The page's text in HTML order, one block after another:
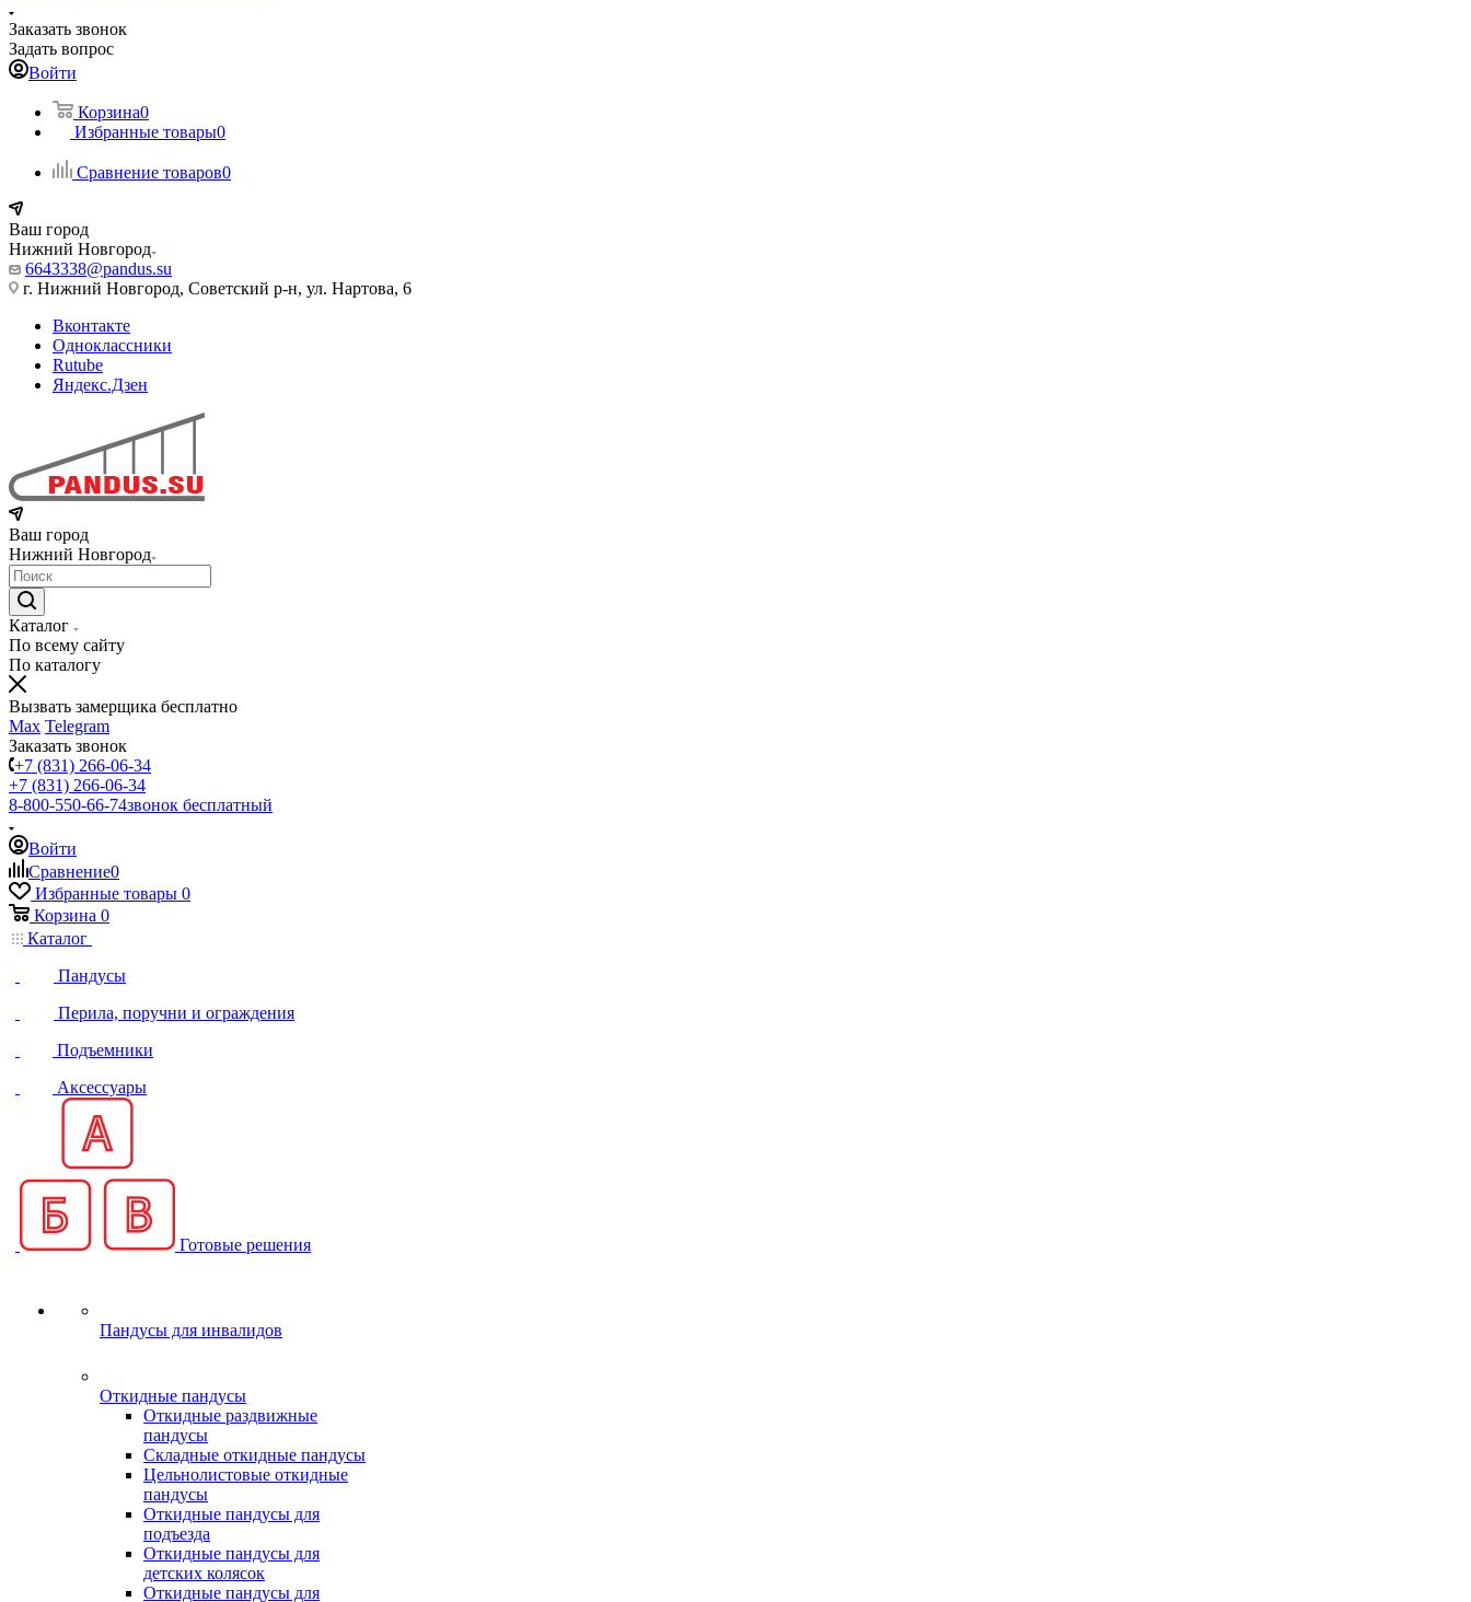
Заказать звонок
Задать вопрос
Войти
Корзина0
Избранные товары0
Сравнение товаров0
Ваш город
Нижний Новгород
6643338@pandus.su
г. Нижний Новгород, Советский р-н, ул. Нартова, 6
Вконтакте
Одноклассники
Rutube
Яндекс.Дзен
Ваш город
Нижний Новгород
Каталог
По всему сайту
По каталогу
Вызвать замерщика бесплатно
Max Telegram
Заказать звонок
+7 (831) 266-06-34
+7 (831) 266-06-34
8-800-550-66-74звонок бесплатный
Войти
Сравнение0
Избранные товары 0
Корзина 0
Каталог
Пандусы
Перила, поручни и ограждения
Подъемники
Аксессуары
Готовые решения
Пандусы для инвалидов
Откидные пандусы
Откидные раздвижные
пандусы
Складные откидные пандусы
Цельнолистовые откидные
пандусы
Откидные пандусы для
подъезда
Откидные пандусы для
детских колясок
Откидные пандусы для